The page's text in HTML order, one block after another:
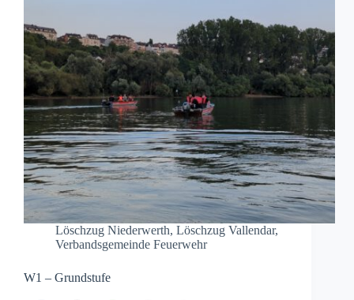
Löschzug Niederwerth, Löschzug Vallendar,
Verbandsgemeinde Feuerwehr
W1 – Grundstufe